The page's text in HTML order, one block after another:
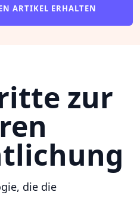
ARTIKEL ERHALTEN
zur
die die